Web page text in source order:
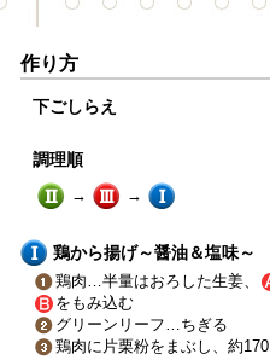
作り方
下ごしらえ
調理順
→ →
鶏から揚げ～醤油＆塩味～
鶏肉…半量はおろした生姜、
をもみ込む
グリーンリーフ…ちぎる
鶏肉に片栗粉をまぶし、約